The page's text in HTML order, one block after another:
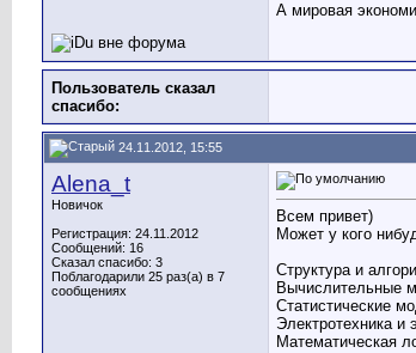
А мировая
Пользователь сказал
cпасибо:
24.11.2012, 15:55
Alena_t
Новичок
Регистрация: 24.11.2012
Сообщений: 16
Сказал спасибо: 3
Поблагодарили 25 раз(а) в 7
сообщениях
Всем привет)
Может у кого
Структура и
Вычислительные
Статистические
Электротехника и
Математическая